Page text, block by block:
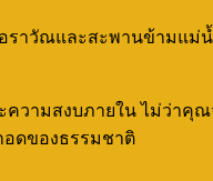
วัณและสะพานข้ามแม่น้
วามสงบภายใน ไม่ว่า
ดของธรรมชาติ